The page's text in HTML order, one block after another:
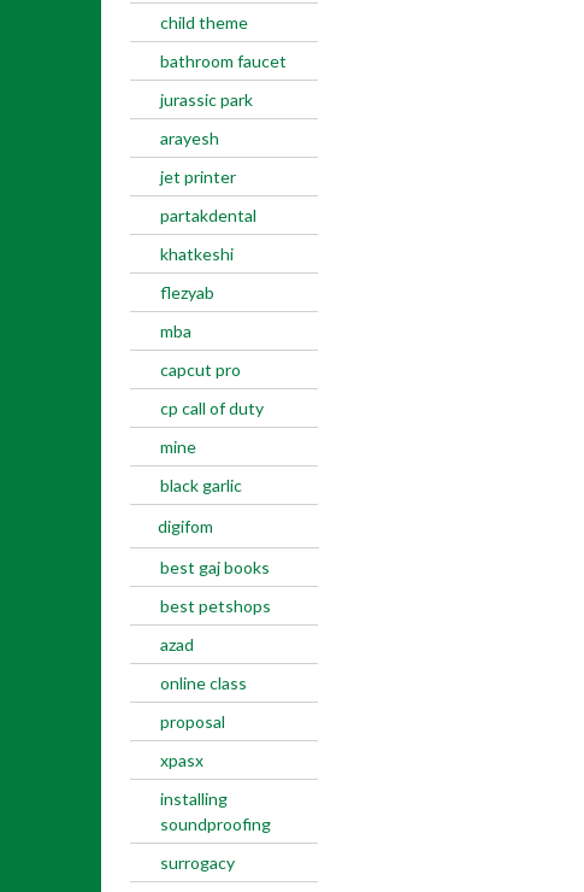
child theme
bathroom faucet
jurassic park
arayesh
jet printer
partakdental
khatkeshi
flezyab
mba
capcut pro
cp call of duty
mine
black garlic
digifom
best gaj books
best petshops
azad
online class
proposal
xpasx
installing
soundproofing
surrogacy